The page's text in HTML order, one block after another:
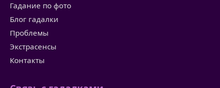
Гадание по фото
Блог гадалки
Проблемы
Экстрасенсы
Контакты